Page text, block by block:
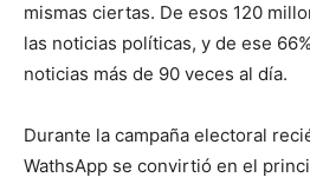
mismas ciertas. De esos 120
las noticias políticas, y de ese
noticias más de 90 veces al día.
Durante la campaña electoral
WathsApp se convirtió en el